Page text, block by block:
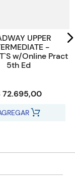
UPPER
-
w/Online Pract
5th Ed
72.695,00